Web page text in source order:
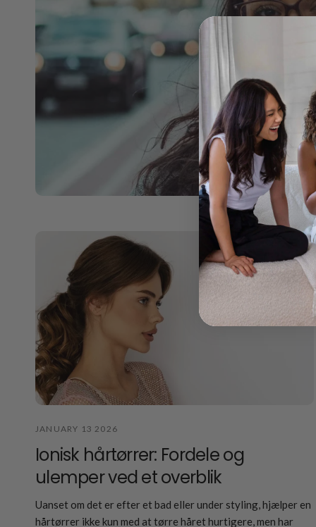
JANUARY 13 2026
Ionisk hårtørrer: Fordele og
ulemper ved et overblik
Uanset om det er efter et bad eller under styling, hjælper en
hårtørrer ikke kun med at tørre håret hurtigere, men har